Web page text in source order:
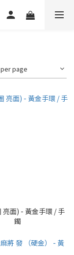
page
亮面) - 黃金手環 / 手
鐲